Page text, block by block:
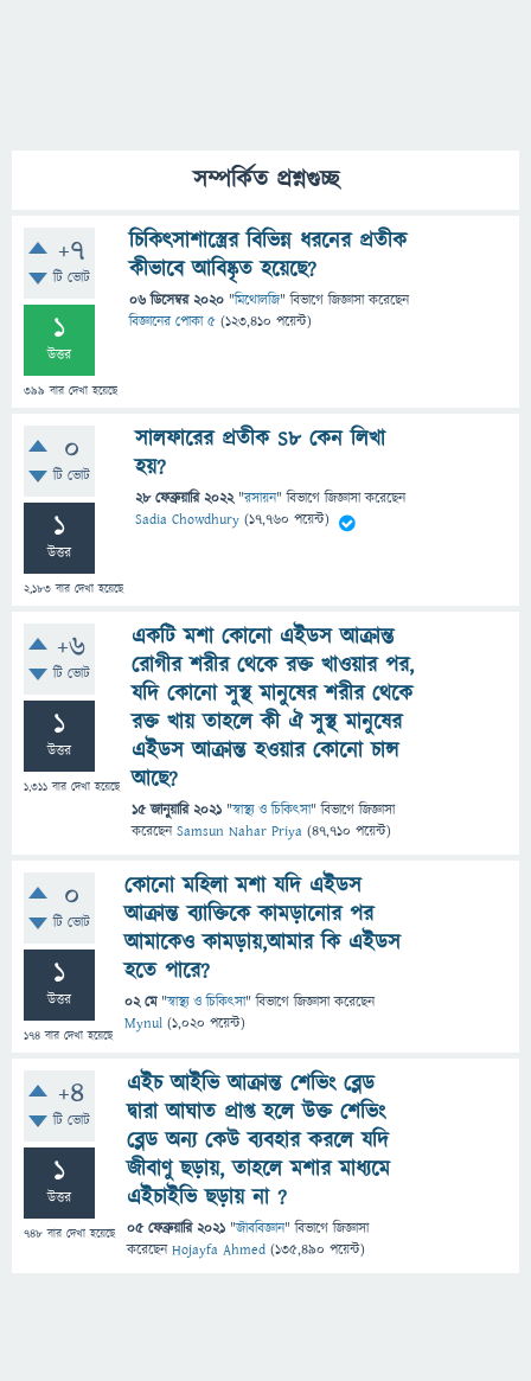
সম্পর্কিত প্রশ্নগুচ্ছ
+7
টি ভোট
1
উত্তর
399 বার দেখা হয়েছে
চিকিৎসাশাস্ত্রের বিভিন্ন ধরনের প্রতীক
কীভাবে আবিষ্কৃত হয়েছে?
06 ডিসেম্বর 2020 "মিথোলজি" বিভাগে জিজ্ঞাসাকরেছেন
বিজ্ঞানের পোকা ৫ (123,410 পয়েন্ট)
0
টি ভোট
1
উত্তর
2,183 বার দেখা হয়েছে
সালফারের প্রতীক S8 কেন লিখা
হয়?
28 ফেব্রুয়ারি 2022 "রসায়ন" বিভাগে জিজ্ঞাসাকরেছেন
Sadia Chowdhury (17,760 পয়েন্ট)
+6
টি ভোট
1
উত্তর
1,311 বার দেখা হয়েছে
একটি মশা কোনো এইডস আক্রান্ত
রোগীর শরীর থেকে রক্ত খাওয়ার পর,
যদি কোনো সুস্থ মানুষের শরীর থেকে
রক্ত খায় তাহলে কী ঐ সুস্থ মানুষের
এইডস আক্রান্ত হওয়ার কোনো চান্স
আছে?
15 জানুয়ারি 2021 "স্বাস্থ্য ও চিকিৎসা" বিভাগে জিজ্ঞাসা
করেছেনSamsun Nahar Priya (47,710 পয়েন্ট)
0
টি ভোট
1
উত্তর
174 বার দেখা হয়েছে
কোনো মহিলা মশা যদি এইডস
আক্রান্ত ব্যাক্তিকে কামড়ানোর পর
আমাকেও কামড়ায়,আমার কি এইডস
হতে পারে?
02 মে "স্বাস্থ্য ও চিকিৎসা" বিভাগে জিজ্ঞাসাকরেছেন
Mynul (1,020 পয়েন্ট)
+4
টি ভোট
1
উত্তর
748 বার দেখা হয়েছে
এইচ আইভি আক্রান্ত শেভিং ব্লেড
দ্বারা আঘাত প্রাপ্ত হলে উক্ত শেভিং
ব্লেড অন্য কেউ ব্যবহার করলে যদি
জীবাণু ছড়ায়, তাহলে মশার মাধ্যমে
এইচাইভি ছড়ায় না ?
05 ফেব্রুয়ারি 2021 "জীববিজ্ঞান" বিভাগে জিজ্ঞাসা
করেছেনHojayfa Ahmed (135,490 পয়েন্ট)